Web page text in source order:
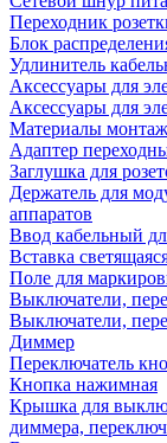
Переходник
Блок
Удлинитель
Аксессуары для
Аксессуары для
Материалы
Адаптер
Заглушка для
Держатель для
аппаратов
Ввод кабельный
Вставка
Поле для
Выключатели,
Выключатели,
Диммер
Переключатель
Кнопка нажимная
Крышка для
диммера,